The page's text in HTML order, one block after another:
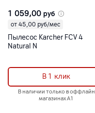
1 059,00 руб
от 45,00 руб/мес
Пылесос Karcher FCV 4
Natural N
В 1 клик
В наличии только в оффлайн
магазинах А1